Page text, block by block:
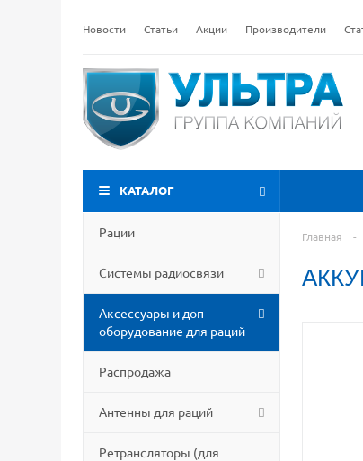
Новости Статьи Акции Производители
КАТАЛОГ
Рации
Системы радиосвязи
Аксессуары и доп
оборудование для раций
Распродажа
Антенны для раций
Ретрансляторы (для
Главная -